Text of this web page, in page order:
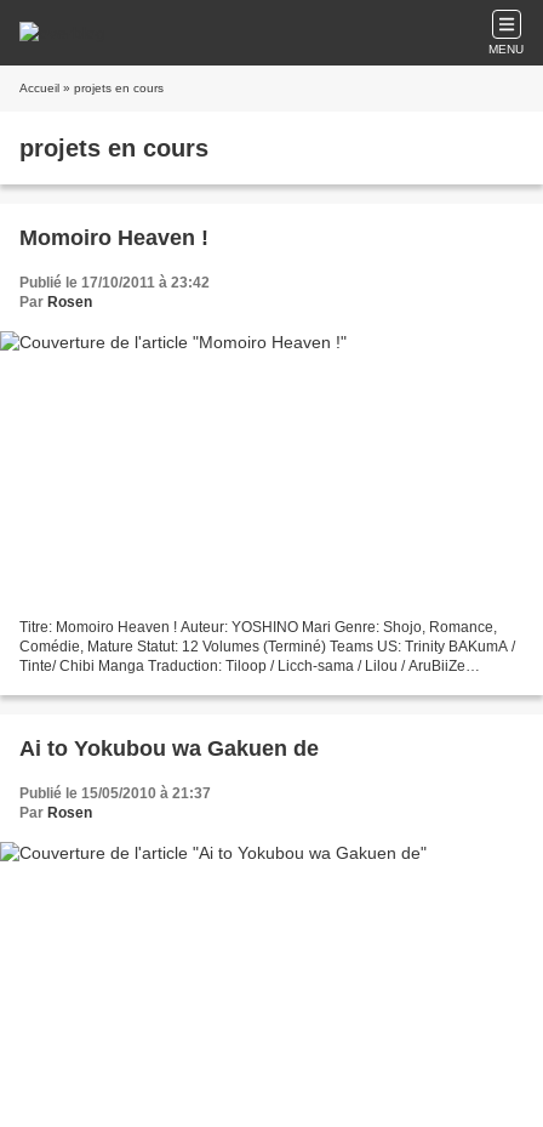
MENU
Accueil » projets en cours
projets en cours
Momoiro Heaven !
Publié le 17/10/2011 à 23:42
Par Rosen
Titre: Momoiro Heaven ! Auteur: YOSHINO Mari Genre: Shojo, Romance,
Comédie, Mature Statut: 12 Volumes (Terminé) Teams US: Trinity BAKumA /
Tinte/ Chibi Manga Traduction: Tiloop / Licch-sama / Lilou / AruBiiZe
Ai to Yokubou wa Gakuen de
Publié le 15/05/2010 à 21:37
Par Rosen